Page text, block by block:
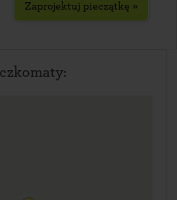
Zaprojektuj pieczątkę »